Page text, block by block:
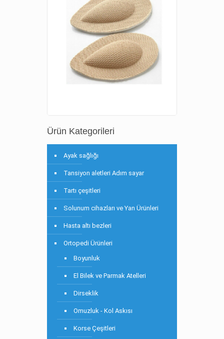
Ürün Kategorileri
Ayak sağlığı
Tansiyon aletleri Adım sayar
Tartı çeşitleri
Solunum cihazları ve Yan Ürünleri
Hasta altı bezleri
Ortopedi Ürünleri
Boyunluk
El Bilek ve Parmak Atelleri
Dirseklik
Omuzluk - Kol Askısı
Korse Çeşitleri